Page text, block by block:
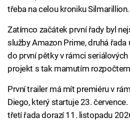
třeba na celou kroniku Silmarillion.
Zatímco začátek první řady byl
služby Amazon Prime, druhá řada
do první pětky v rámci seriálových
projekt s tak mamutím
První trailer má mít premiéru v
Diego, který startuje 23.
třetí řada dorazí 11. listopadu